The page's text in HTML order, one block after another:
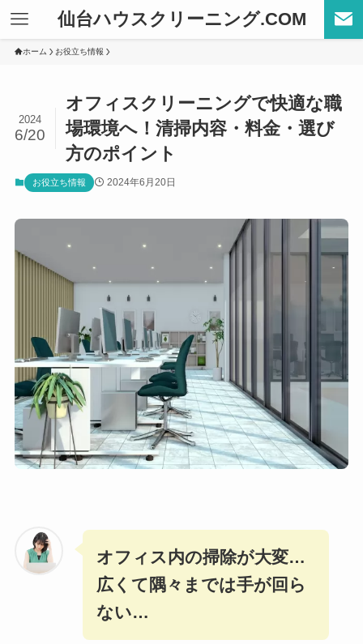
仙台ハウスクリーニング.COM
ホーム お役立ち情報
オフィスクリーニングで快適な職
場環境へ！清掃内容・料金・選び
方のポイント
2024
6/20
お役立ち情報 2024年6月20日
オフィス内の掃除が大変…
広くて隅々までは手が回ら
ない…